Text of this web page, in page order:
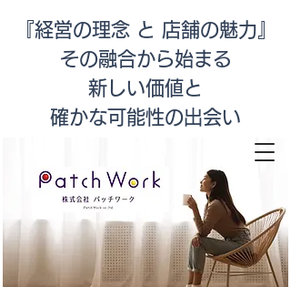
『経営の理念 と 店舗の魅力』
その融合から始まる
新しい価値と
​確かな可能性の出会い